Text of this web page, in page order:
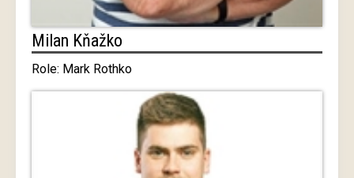
Milan Kňažko
Role: Mark Rothko